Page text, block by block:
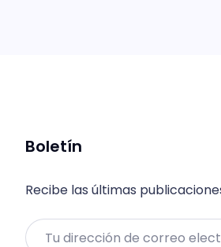
Boletín
Recibe las últimas
Email